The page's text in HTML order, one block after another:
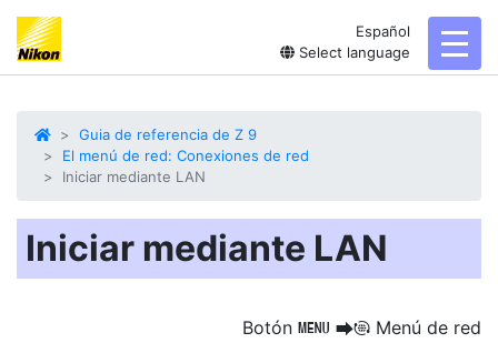
Español
Select language
Guia de referencia de Z 9
El menú de red: Conexiones de red
Iniciar mediante LAN
Iniciar mediante LAN
Botón G UF Menú de red